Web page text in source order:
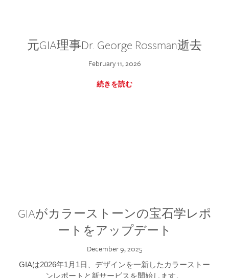
元GIA理事Dr. George Rossman逝去
February 11, 2026
続きを読む
GIAがカラーストーンの宝石学レポ
ートをアップデート
December 9, 2025
GIAは2026年1月1日、デザインを一新したカラーストー
ンレポートと新サービスを開始します。